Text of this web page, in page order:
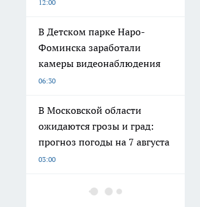
12:00
В Детском парке Наро-
Фоминска заработали
камеры видеонаблюдения
06:30
В Московской области
ожидаются грозы и град:
прогноз погоды на 7 августа
03:00
В городе Наро-Фоминского